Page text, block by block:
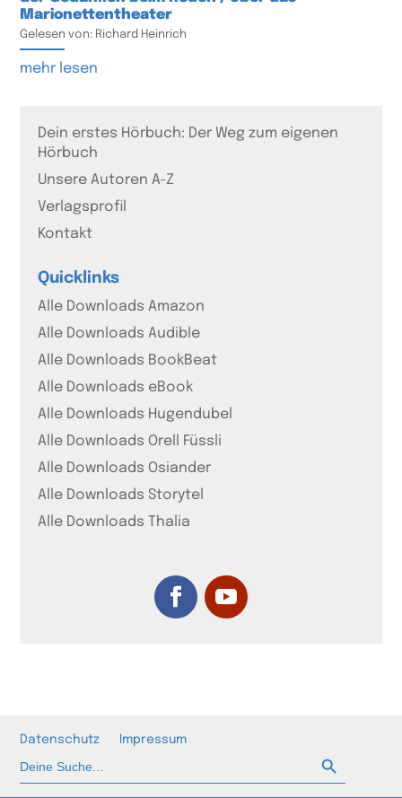
Marionettentheater
Gelesen von: Richard Heinrich
mehr lesen
Dein erstes Hörbuch: Der Weg zum eigenen
Hörbuch
Unsere Autoren A-Z
Verlagsprofil
Kontakt
Quicklinks
Alle Downloads Amazon
Alle Downloads Audible
Alle Downloads BookBeat
Alle Downloads eBook
Alle Downloads Hugendubel
Alle Downloads Orell Füssli
Alle Downloads Osiander
Alle Downloads Storytel
Alle Downloads Thalia
Datenschutz Impressum
nach: